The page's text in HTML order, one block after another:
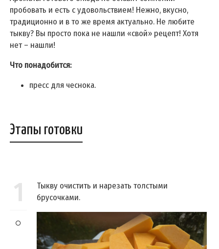
пробовать и есть с удовольствием! Нежно, вкусно,
традиционно и в то же время актуально. Не любите
тыкву? Вы просто пока не нашли «свой» рецепт! Хотя
нет – нашли!
Что понадобится:
пресс для чеснока.
Этапы готовки
1
Тыкву очистить и нарезать толстыми
брусочками.